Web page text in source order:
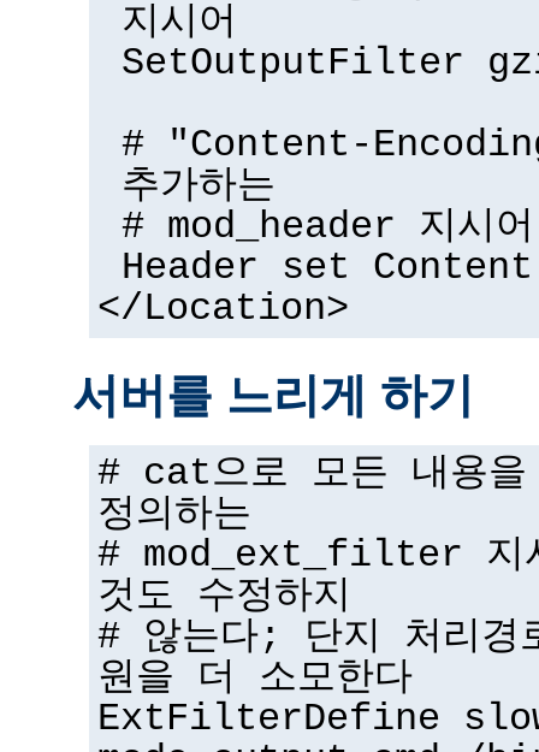
지시어
SetOutputFilter
# "Content-
추가하는
# mod_header 지시어
Header set
</Location>
서버를 느리게 하기
# cat으로 모든 내용을
정의하는
# mod_ext_filter 지
것도 수정하지
# 않는다; 단지 처리경
원을 더 소모한다
ExtFilterDefine